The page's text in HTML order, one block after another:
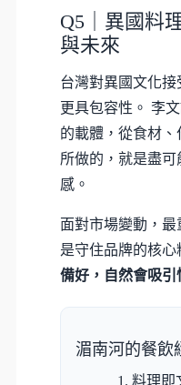
Q5｜異國料
與未來
台灣對異國文化
更具包容性。 李
的載體，從食材
所做的，就是盡
感。
面對市場變動，
是守住品牌的核心
備好，自然會吸引
湄南河的餐飲
料理即